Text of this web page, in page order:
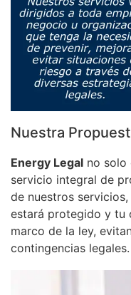
Nuestra
Energy Legal no solo
servicio integral de
de nuestros
estará protegido y tu
marco de la ley,
contingencias legales.